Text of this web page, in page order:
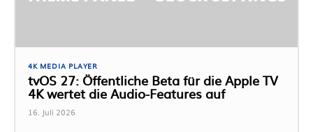
4K MEDIA PLAYER
tvOS 27: Öffentliche Beta für die Apple TV
4K wertet die Audio-Features auf
16. Juli 2026